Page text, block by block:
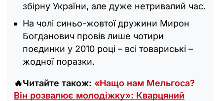
збірну України, але дуже нетривалий час.
На чолі синьо-жовтої дружини Мирон
Богданович провів лише чотири
поєдинки у 2010 році – всі товариські –
жодної поразки.
🔥Читайте також: «Нащо нам Мельгоса?
Він розвалює молодіжку»: Кварцяний